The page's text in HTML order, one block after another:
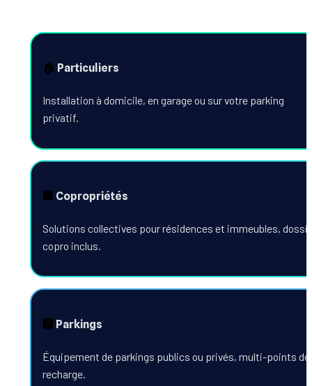
🏠 Particuliers
Installation à domicile, en garage ou sur votre parking
privatif.
Copropriétés
Solutions collectives pour résidences et immeubles,
copro inclus.
🅿️ Parkings
Équipement de parkings publics ou privés, multi-points de
recharge.